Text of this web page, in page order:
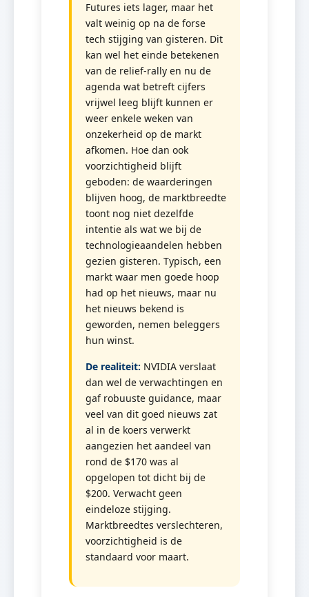
Futures iets lager, maar het
valt weinig op na de forse
tech stijging van gisteren. Dit
kan wel het einde betekenen
van de relief-rally en nu de
agenda wat betreft cijfers
vrijwel leeg blijft kunnen er
weer enkele weken van
onzekerheid op de markt
afkomen. Hoe dan ook
voorzichtigheid blijft
geboden: de waarderingen
blijven hoog, de marktbreedte
toont nog niet dezelfde
intentie als wat we bij de
technologieaandelen hebben
gezien gisteren. Typisch, een
markt waar men goede hoop
had op het nieuws, maar nu
het nieuws bekend is
geworden, nemen beleggers
hun winst.
De realiteit: NVIDIA verslaat
dan wel de verwachtingen en
gaf robuuste guidance, maar
veel van dit goed nieuws zat
al in de koers verwerkt
aangezien het aandeel van
rond de $170 was al
opgelopen tot dicht bij de
$200. Verwacht geen
eindeloze stijging.
Marktbreedtes verslechteren,
voorzichtigheid is de
standaard voor maart.